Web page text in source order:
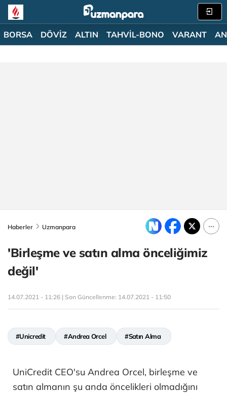
BORSA DÖVİZ ALTIN TAHVİL-BONO VARANT
Haberler Uzmanpara
'Birleşme ve satın alma önceliğimiz
değil'
14.07.2021 - 11:26 | Son Güncellenme: 14.07.2021 - 11:50
#Unicredit #Andrea Orcel #Satın Alma
UniCredit CEO'su Andrea Orcel, birleşme ve
satın almanın şu anda öncelikleri olmadığını